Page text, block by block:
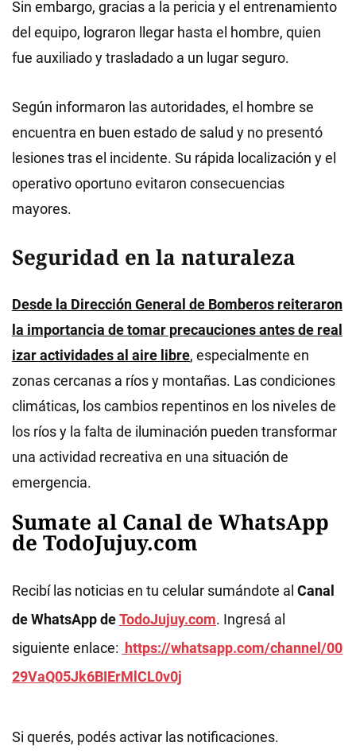
Sin embargo, gracias a la pericia y el entrenamiento
del equipo, lograron llegar hasta el hombre, quien
fue auxiliado y trasladado a un lugar seguro.
Según informaron las autoridades, el hombre se
encuentra en buen estado de salud y no presentó
lesiones tras el incidente. Su rápida localización y el
operativo oportuno evitaron consecuencias
mayores.
Seguridad en la naturaleza
Desde la Dirección General de Bomberos reiteraron
la importancia de tomar precauciones antes de real
izar actividades al aire libre, especialmente en
zonas cercanas a ríos y montañas. Las condiciones
climáticas, los cambios repentinos en los niveles de
los ríos y la falta de iluminación pueden transformar
una actividad recreativa en una situación de
emergencia.
Sumate al Canal de WhatsApp
de TodoJujuy.com
Recibí las noticias en tu celular sumándote al Canal
de WhatsApp deTodoJujuy.com. Ingresá al
siguiente enlace: https://whatsapp.com/channel/00
29VaQ05Jk6BIErMlCL0v0j
Si querés, podés activar las notificaciones.